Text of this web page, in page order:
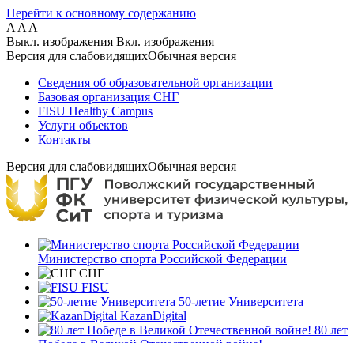
Перейти к основному содержанию
A A A
Выкл. изображения Вкл. изображения
Версия для слабовидящихОбычная версия
Сведения об образовательной организации
Базовая организация СНГ
FISU Healthy Campus
Услуги объектов
Контакты
Версия для слабовидящихОбычная версия
Министерство спорта Российской Федерации
СНГ
FISU
50-летие Университета
KazanDigital
80 лет